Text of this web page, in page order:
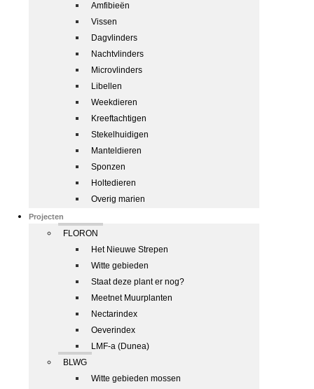
Amfibieën
Vissen
Dagvlinders
Nachtvlinders
Microvlinders
Libellen
Weekdieren
Kreeftachtigen
Stekelhuidigen
Manteldieren
Sponzen
Holtedieren
Overig marien
Projecten
FLORON
Het Nieuwe Strepen
Witte gebieden
Staat deze plant er nog?
Meetnet Muurplanten
Nectarindex
Oeverindex
LMF-a (Dunea)
BLWG
Witte gebieden mossen